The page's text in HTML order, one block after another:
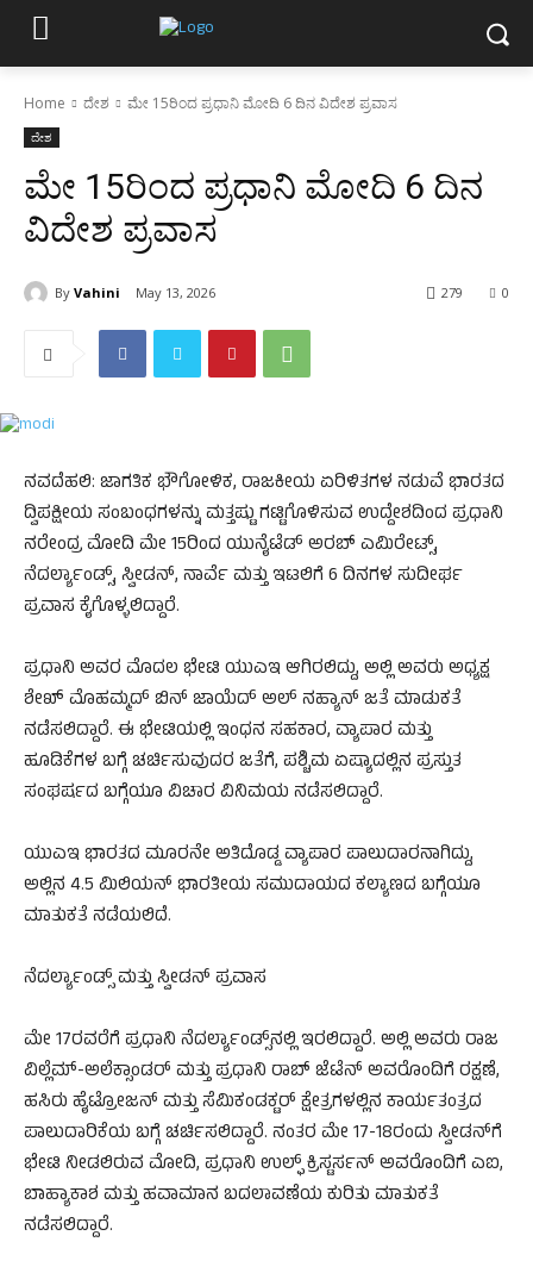
Home ದೇಶ ಮೇ 15ರಿಂದ ಪ್ರಧಾನಿ ಮೋದಿ 6 ದಿನ ವಿದೇಶ ಪ್ರವಾಸ
ದೇಶ
ಮೇ 15ರಿಂದ ಪ್ರಧಾನಿ ಮೋದಿ 6 ದಿನ
ವಿದೇಶ ಪ್ರವಾಸ
By Vahini May 13, 2026 0
279
ನವದೆಹಲಿ: ಜಾಗತಿಕ ಭೌಗೋಳಿಕ, ರಾಜಕೀಯ ಏರಿಳಿತಗಳ ನಡುವೆ ಭಾರತದ
ದ್ವಿಪಕ್ಷೀಯ ಸಂಬಂಧಗಳನ್ನು ಮತ್ತಷ್ಟು ಗಟ್ಟಿಗೊಳಿಸುವ ಉದ್ದೇಶದಿಂದ ಪ್ರಧಾನಿ
ನರೇಂದ್ರ ಮೋದಿ ಮೇ 15ರಿಂದ ಯುನೈಟೆಡ್ ಅರಬ್ ಎಮಿರೇಟ್ಸ್,
ನೆದರ್ಲ್ಯಾಂಡ್ಸ್, ಸ್ವೀಡನ್, ನಾರ್ವೆ ಮತ್ತು ಇಟಲಿಗೆ 6 ದಿನಗಳ ಸುದೀರ್ಘ
ಪ್ರವಾಸ ಕೈಗೊಳ್ಳಲಿದ್ದಾರೆ.
ಪ್ರಧಾನಿ ಅವರ ಮೊದಲ ಭೇಟಿ ಯುಎಇ ಆಗಿರಲಿದ್ದು, ಅಲ್ಲಿ ಅವರು ಅಧ್ಯಕ್ಷ
ಶೇಖ್ ಮೊಹಮ್ಮದ್ ಬಿನ್ ಜಾಯೆದ್ ಅಲ್ ನಹ್ಯಾನ್ ಜತೆ ಮಾಡುಕತೆ
ನಡೆಸಲಿದ್ದಾರೆ. ಈ ಭೇಟಿಯಲ್ಲಿ ಇಂಧನ ಸಹಕಾರ, ವ್ಯಾಪಾರ ಮತ್ತು
ಹೂಡಿಕೆಗಳ ಬಗ್ಗೆ ಚರ್ಚಿಸುವುದರ ಜತೆಗೆ, ಪಶ್ಚಿಮ ಏಷ್ಯಾದಲ್ಲಿನ ಪ್ರಸ್ತುತ
ಸಂಘರ್ಷದ ಬಗ್ಗೆಯೂ ವಿಚಾರ ವಿನಿಮಯ ನಡೆಸಲಿದ್ದಾರೆ.
ಯುಎಇ ಭಾರತದ ಮೂರನೇ ಅತಿದೊಡ್ಡ ವ್ಯಾಪಾರ ಪಾಲುದಾರನಾಗಿದ್ದು,
ಅಲ್ಲಿನ 4.5 ಮಿಲಿಯನ್ ಭಾರತೀಯ ಸಮುದಾಯದ ಕಲ್ಯಾಣದ ಬಗ್ಗೆಯೂ
ಮಾತುಕತೆ ನಡೆಯಲಿದೆ.
ನೆದರ್ಲ್ಯಾಂಡ್ಸ್ ಮತ್ತು ಸ್ವೀಡನ್ ಪ್ರವಾಸ
ಮೇ 17ರವರೆಗೆ ಪ್ರಧಾನಿ ನೆದರ್ಲ್ಯಾಂಡ್ಸ್‌ನಲ್ಲಿ ಇರಲಿದ್ದಾರೆ. ಅಲ್ಲಿ ಅವರು ರಾಜ
ವಿಲ್ಲೆಮ್-ಅಲೆಕ್ಸಾಂಡ‌ರ್ ಮತ್ತು ಪ್ರಧಾನಿ ರಾಬ್ ಜೆಟೆನ್ ಅವರೊಂದಿಗೆ ರಕ್ಷಣೆ,
ಹಸಿರು ಹೈಟ್ರೋಜನ್ ಮತ್ತು ಸೆಮಿಕಂಡಕ್ಟರ್ ಕ್ಷೇತ್ರಗಳಲ್ಲಿನ ಕಾರ್ಯತಂತ್ರದ
ಪಾಲುದಾರಿಕೆಯ ಬಗ್ಗೆ ಚರ್ಚಿಸಲಿದ್ದಾರೆ. ನಂತರ ಮೇ 17-18ರಂದು ಸ್ವೀಡನ್‌ಗೆ
ಭೇಟಿ ನೀಡಲಿರುವ ಮೋದಿ, ಪ್ರಧಾನಿ ಉಲ್ಫ್ ಕ್ರಿಸ್ಟರ್ಸನ್ ಅವರೊಂದಿಗೆ ಎಐ,
ಬಾಹ್ಯಾಕಾಶ ಮತ್ತು ಹವಾಮಾನ ಬದಲಾವಣೆಯ ಕುರಿತು ಮಾತುಕತೆ
ನಡೆಸಲಿದ್ದಾರೆ.